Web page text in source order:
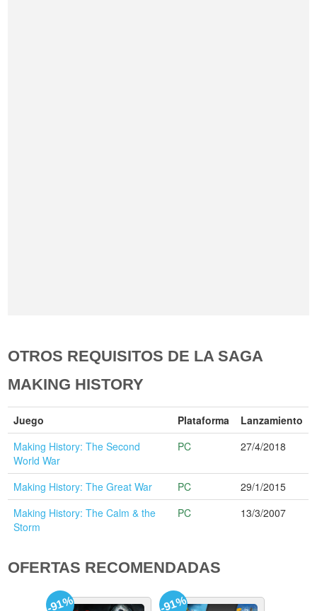
OTROS REQUISITOS DE LA SAGA
MAKING HISTORY
Juego Plataforma
Lanzamiento
Making History: The Second
World War
PC 27/4/2018
Making History: The Great War PC
29/1/2015
Making History: The Calm & the
Storm
PC 13/3/2007
OFERTAS RECOMENDADAS
-91% -91%